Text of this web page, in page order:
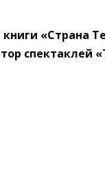
«Страна
спектаклей